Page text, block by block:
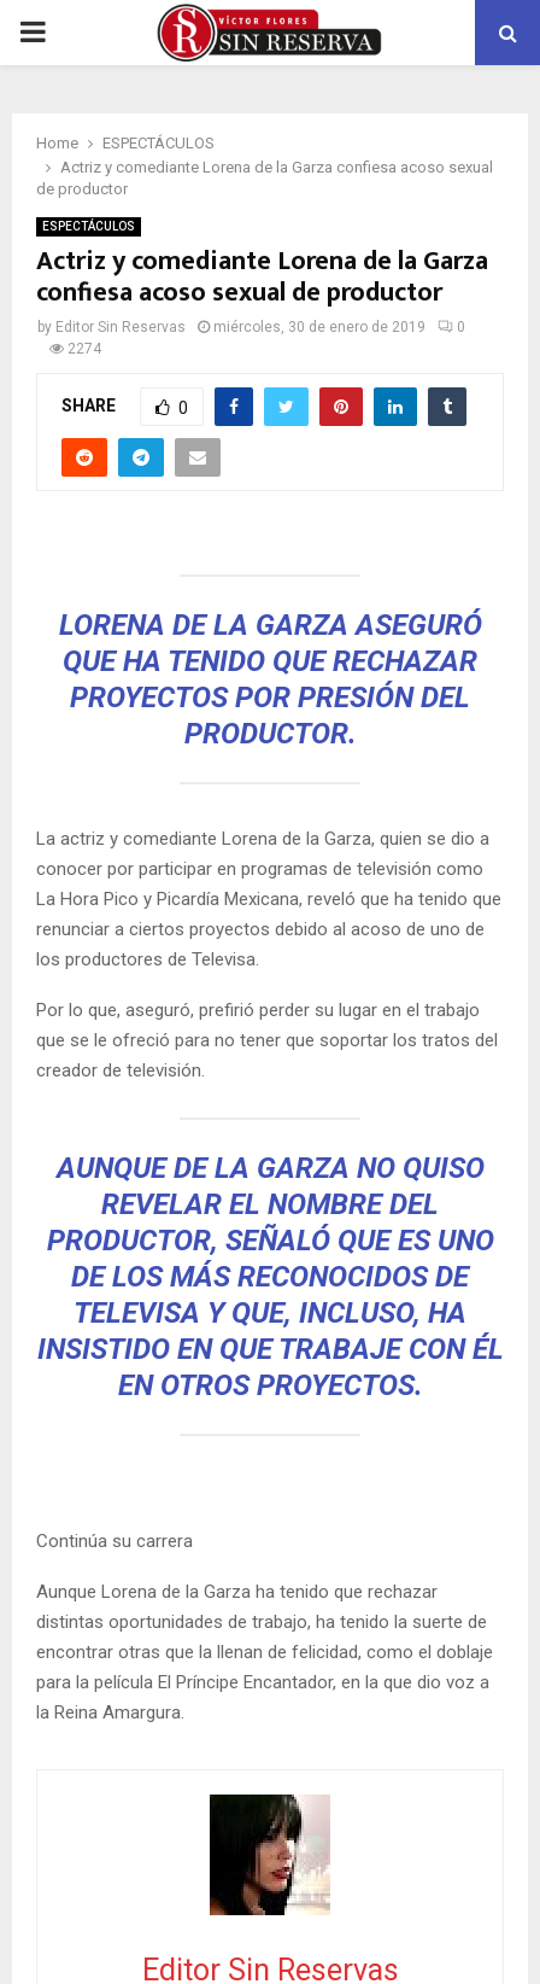
PRIMARY
Home
ESPECTÁCULOS
Actriz y comediante Lorena de la Garza confiesa acoso sexual
de productor
ESPECTÁCULOS
Actriz y comediante Lorena de la Garza
confiesa acoso sexual de productor
by Editor Sin Reservas miércoles, 30 de enero de 2019
0
2274
SHARE 0
LORENA DE LA GARZA ASEGURÓ
QUE HA TENIDO QUE RECHAZAR
PROYECTOS POR PRESIÓN DEL
PRODUCTOR.
La actriz y comediante Lorena de la Garza, quien se dio a
conocer por participar en programas de televisión como
La Hora Pico y Picardía Mexicana, reveló que ha tenido que
renunciar a ciertos proyectos debido al acoso de uno de
los productores de Televisa.
Por lo que, aseguró, prefirió perder su lugar en el trabajo
que se le ofreció para no tener que soportar los tratos del
creador de televisión.
AUNQUE DE LA GARZA NO QUISO
REVELAR EL NOMBRE DEL
PRODUCTOR, SEÑALÓ QUE ES UNO
DE LOS MÁS RECONOCIDOS DE
TELEVISA Y QUE, INCLUSO, HA
INSISTIDO EN QUE TRABAJE CON ÉL
EN OTROS PROYECTOS.
Continúa su carrera
Aunque Lorena de la Garza ha tenido que rechazar
distintas oportunidades de trabajo, ha tenido la suerte de
encontrar otras que la llenan de felicidad, como el doblaje
para la película El Príncipe Encantador, en la que dio voz a
la Reina Amargura.
Editor Sin Reservas